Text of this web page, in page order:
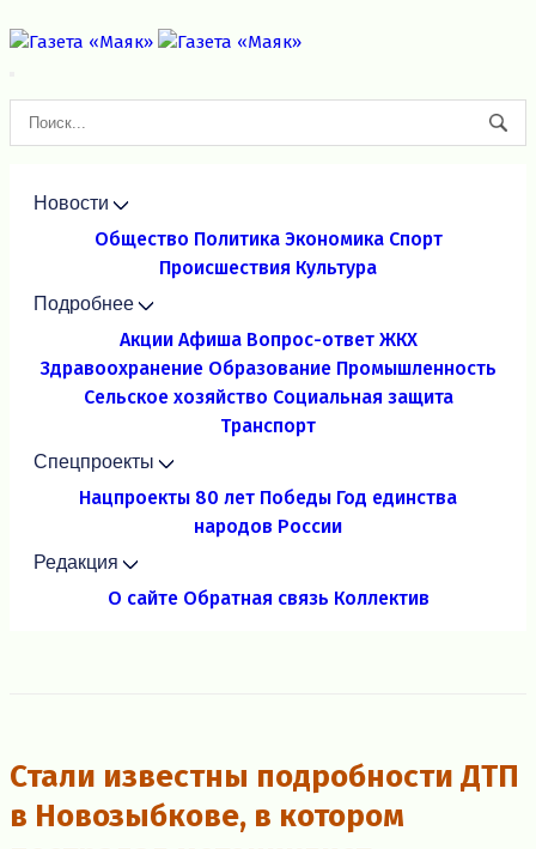
Новости
Общество Политика Экономика Спорт
Происшествия Культура
Подробнее
Акции Афиша Вопрос-ответ ЖКХ
Здравоохранение Образование Промышленность
Сельское хозяйство Социальная защита
Транспорт
Спецпроекты
Нацпроекты 80 лет Победы Год единства
народов России
Редакция
О сайте Обратная связь Коллектив
Стали известны подробности ДТП
в Новозыбкове, в котором